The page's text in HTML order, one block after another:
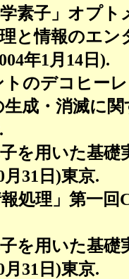
学素子」オプ
と情報のエ
年1 月 14 日 ).
トのデコヒー
成・消滅に
.
を用いた基礎
月 31 日 )東京.
処理」第一回
を用いた基礎
月 31 日 )東京.